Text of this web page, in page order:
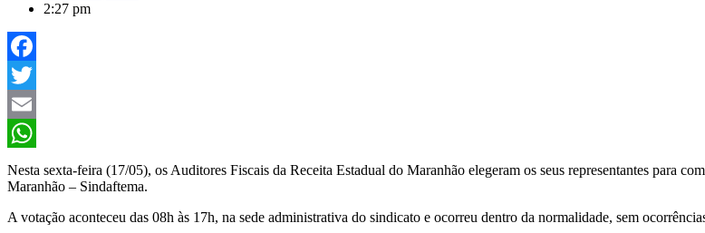
2:27 pm
Facebook
Twitter
Email
WhatsApp
Nesta sexta-feira (17/05), os Auditores Fiscais da Receita Estadual do Maranhão elegeram os seus representantes para
Maranhão – Sindaftema.
A votação aconteceu das 08h às 17h, na sede administrativa do sindicato e ocorreu dentro da normalidade, sem